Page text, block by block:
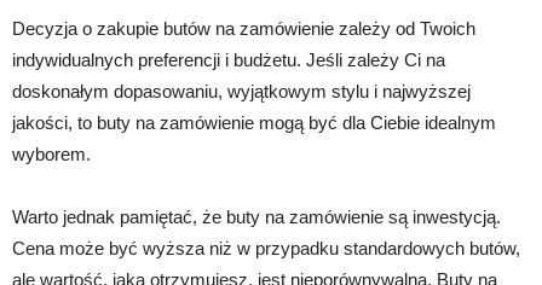
Decyzja o zakupie butów na zamówienie zależy od Twoich
indywidualnych preferencji i budżetu. Jeśli zależy Ci na
doskonałym dopasowaniu, wyjątkowym stylu i najwyższej
jakości, to buty na zamówienie mogą być dla Ciebie idealnym
wyborem.
Warto jednak pamiętać, że buty na zamówienie są inwestycją.
Cena może być wyższa niż w przypadku standardowych butów,
ale wartość, jaką otrzymujesz, jest nieporównywalna. Buty na